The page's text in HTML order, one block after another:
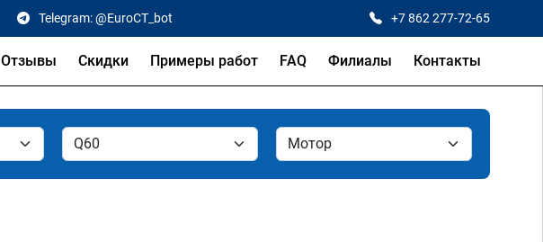
Telegram: @EuroCT_bot +7 862 277-72-65
Отзывы Скидки Примеры работ FAQ Филиалы Контакты